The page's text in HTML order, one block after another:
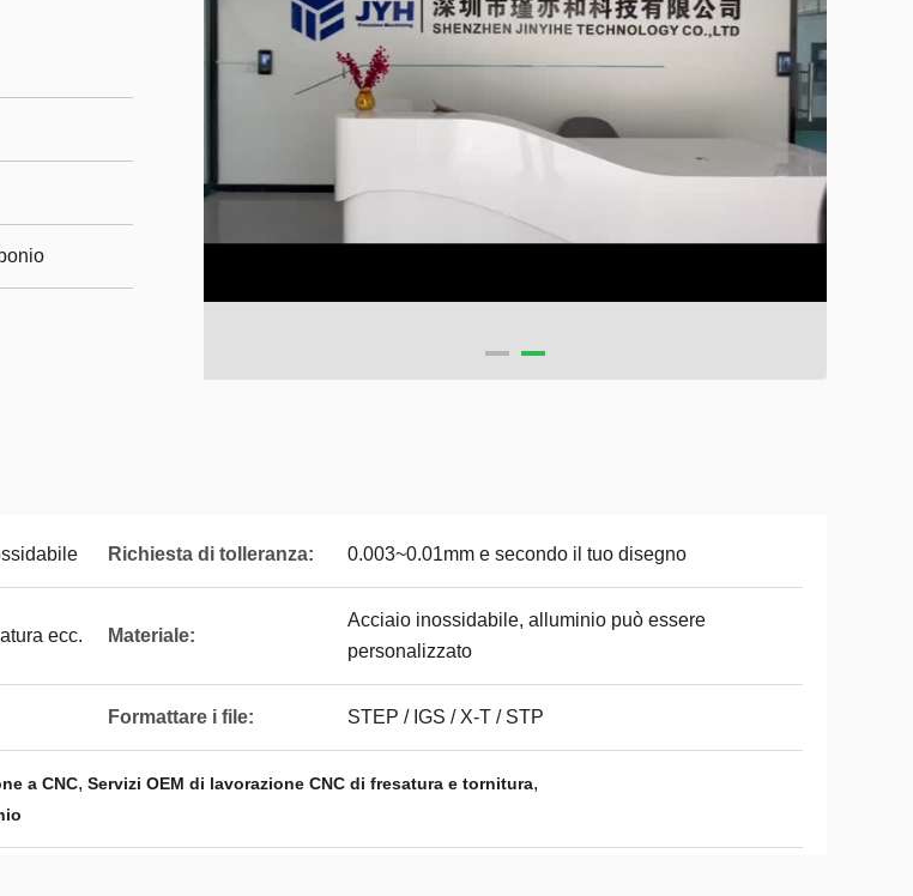
Richiesta di tolleranza: 0.003~0.01mm e secondo il tuo disegno
ecc. Materiale:
Acciaio inossidabile, alluminio può essere
personalizzato
Formattare i file: STEP / IGS / X-T / STP
a CNC, Servizi OEM di lavorazione CNC di fresatura e tornitura,